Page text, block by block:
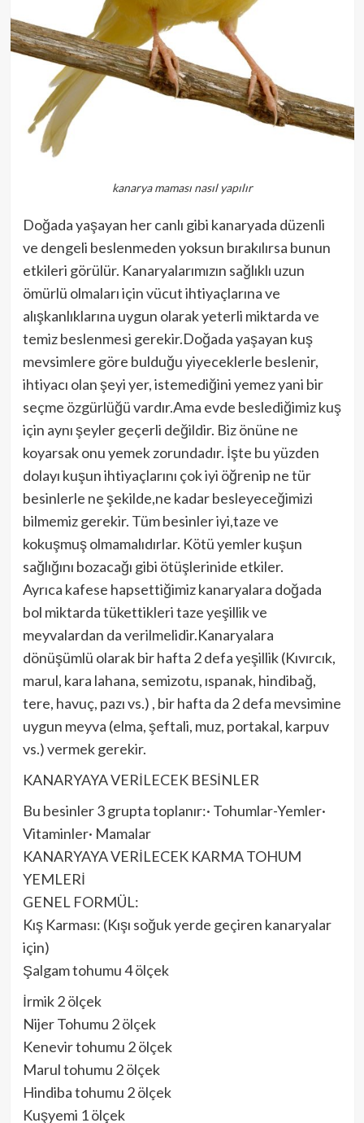
kanarya maması nasıl yapılır
Doğada yaşayan her canlı gibi kanaryada düzenli
ve dengeli beslenmeden yoksun bırakılırsa bunun
etkileri görülür. Kanaryalarımızın sağlıklı uzun
ömürlü olmaları için vücut ihtiyaçlarına ve
alışkanlıklarına uygun olarak yeterli miktarda ve
temiz beslenmesi gerekir.Doğada yaşayan kuş
mevsimlere göre bulduğu yiyeceklerle beslenir,
ihtiyacı olan şeyi yer, istemediğini yemez yani bir
seçme özgürlüğü vardır.Ama evde beslediğimiz kuş
için aynı şeyler geçerli değildir. Biz önüne ne
koyarsak onu yemek zorundadır. İşte bu yüzden
dolayı kuşun ihtiyaçlarını çok iyi öğrenip ne tür
besinlerle ne şekilde,ne kadar besleyeceğimizi
bilmemiz gerekir. Tüm besinler iyi,taze ve
kokuşmuş olmamalıdırlar. Kötü yemler kuşun
sağlığını bozacağı gibi ötüşlerinide etkiler.
Ayrıca kafese hapsettiğimiz kanaryalara doğada
bol miktarda tükettikleri taze yeşillik ve
meyvalardan da verilmelidir.Kanaryalara
dönüşümlü olarak bir hafta 2 defa yeşillik (Kıvırcık,
marul, kara lahana, semizotu, ıspanak, hindibağ,
tere, havuç, pazı vs.) , bir hafta da 2 defa mevsimine
uygun meyva (elma, şeftali, muz, portakal, karpuv
vs.) vermek gerekir.
KANARYAYA VERİLECEK BESİNLER
Bu besinler 3 grupta toplanır:· Tohumlar-Yemler·
Vitaminler· Mamalar
KANARYAYA VERİLECEK KARMA TOHUM
YEMLERİ
GENEL FORMÜL:
Kış Karması: (Kışı soğuk yerde geçiren kanaryalar
için)
Şalgam tohumu 4 ölçek
İrmik 2 ölçek
Nijer Tohumu 2 ölçek
Kenevir tohumu 2 ölçek
Marul tohumu 2 ölçek
Hindiba tohumu 2 ölçek
Kuşyemi 1 ölçek